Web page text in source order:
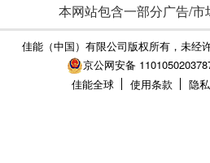
本网站包含一部分广告/
佳能（中国）有限公司版权所有，未经
京公网安备
佳能全球
使用条款 隐